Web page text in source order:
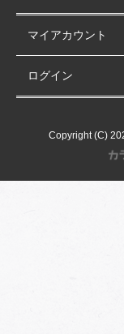
マイアカウント
ログイン
Copyright (C)